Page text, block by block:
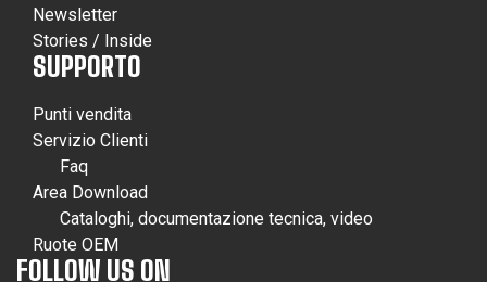
Newsletter
Stories / Inside
SUPPORTO
Punti vendita
Servizio Clienti
Faq
Area Download
Cataloghi, documentazione tecnica, video
Ruote OEM
FOLLOW US ON